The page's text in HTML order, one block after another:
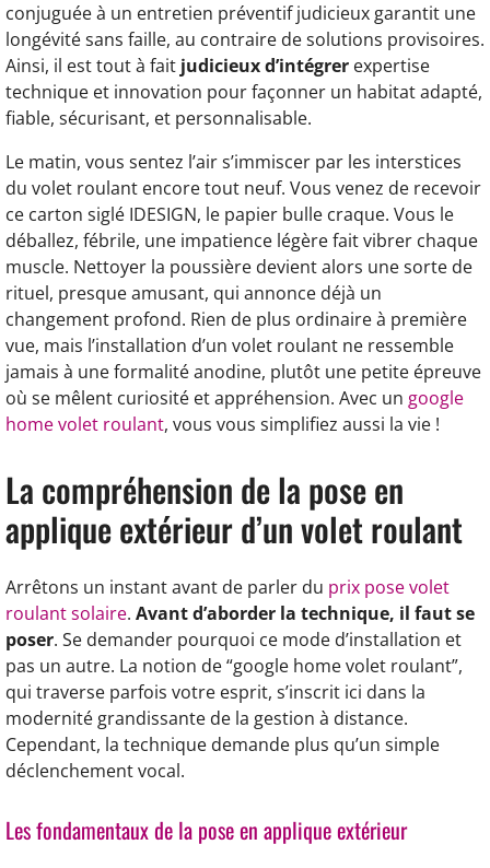
conjuguée à un entretien préventif judicieux garantit une
longévité sans faille, au contraire de solutions provisoires.
Ainsi, il est tout à fait judicieux d’intégrer expertise
technique et innovation pour façonner un habitat adapté,
fiable, sécurisant, et personnalisable.
Le matin, vous sentez l’air s’immiscer par les interstices
du volet roulant encore tout neuf. Vous venez de recevoir
ce carton siglé IDESIGN, le papier bulle craque. Vous le
déballez, fébrile, une impatience légère fait vibrer chaque
muscle. Nettoyer la poussière devient alors une sorte de
rituel, presque amusant, qui annonce déjà un
changement profond. Rien de plus ordinaire à première
vue, mais l’installation d’un volet roulant ne ressemble
jamais à une formalité anodine, plutôt une petite épreuve
où se mêlent curiosité et appréhension. Avec un google
home volet roulant, vous vous simplifiez aussi la vie !
La compréhension de la pose en
applique extérieur d’un volet roulant
Arrêtons un instant avant de parler du prix pose volet
roulant solaire. Avant d’aborder la technique, il faut se
poser. Se demander pourquoi ce mode d’installation et
pas un autre. La notion de “google home volet roulant”,
qui traverse parfois votre esprit, s’inscrit ici dans la
modernité grandissante de la gestion à distance.
Cependant, la technique demande plus qu’un simple
déclenchement vocal.
Les fondamentaux de la pose en applique extérieur